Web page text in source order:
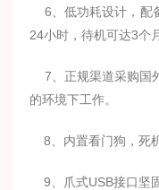
6、低功耗设计，配
24小时，待机可达3个
7、正规渠道采购国
的环境下工作。
8、内置看门狗，死
9、爪式USB接口坚